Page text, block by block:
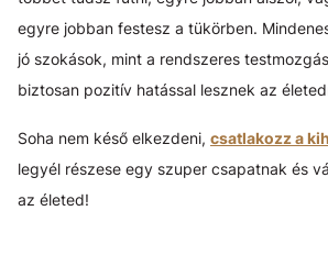
egyre jobban festesz a tükörben.
jó szokások, mint a rendszeres
biztosan pozitív hatással lesznek az
Soha nem késő elkezdeni, csatlakozz a
legyél részese egy szuper csapatnak és
az életed!